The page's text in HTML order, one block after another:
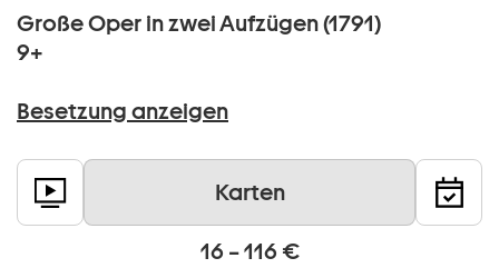
Große Oper in zwei Aufzügen (1791)
9+
Besetzung anzeigen
Karten
16 – 116 €